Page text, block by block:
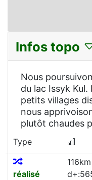
Infos topo
Nous
du lac Issyk Kul.
petits villages
nous
plutôt chaudes
Type
réalisé
116km